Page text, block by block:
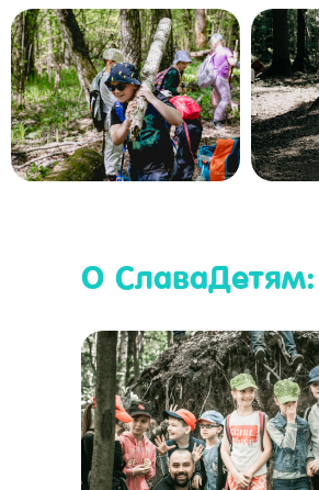
О СлаваДетям:
уровня.
Дополнительной
требуется.